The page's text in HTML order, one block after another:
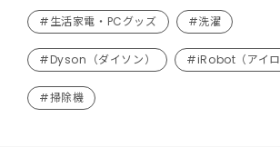
#生活家電・PCグッズ #洗濯
#Dyson（ダイソン） #iRobot（アイロ
#掃除機